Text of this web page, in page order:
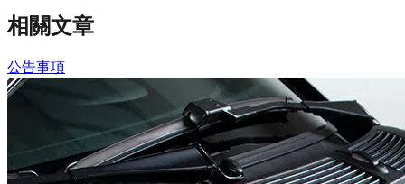
相關文章
公告事項